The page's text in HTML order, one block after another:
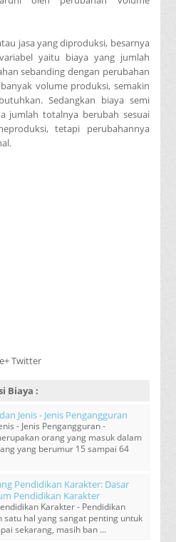
jasa yang diproduksi, besarnya
yaitu biaya yang jumlah
sebanding dengan perubahan
volume produksi, semakin
Sedangkan biaya semi
jumlah totalnya berubah sesuai
tetapi perubahannya
Twitter
Biaya :
Jenis - Jenis Pengangguran
- Jenis Pengangguran -
orang yang masuk dalam
yang berumur 15 sampai 64
Pendidikan Karakter: Dasar
Pendidikan Karakter
Karakter - Pendidikan
satu hal yang sangat penting untuk
sekarang, masih ban ...